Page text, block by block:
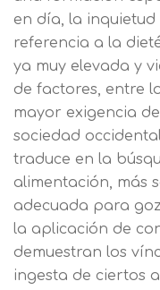
en día, la
referencia a la
ya muy elevada y
de factores, entre
mayor exigencia
sociedad
traduce en la
alimentación, más
adecuada para
la aplicación de
demuestran los
ingesta de ciertos